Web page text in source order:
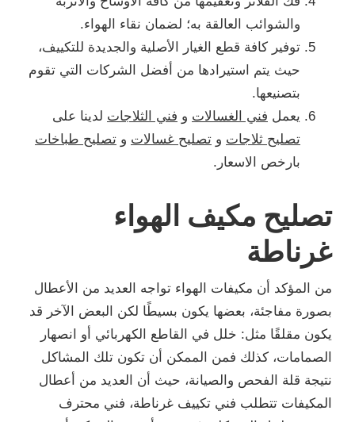
والشوائب العالقة به؛ لضمان نقاء الهواء.
توفير كافة قطع الغيار الأصلية والجديدة للتكييف،
حيث يتم استيرادها من أفضل الشركات التي تقوم
بتصنيعها.
يعمل فني الغسالات و فني الثلاجات لدينا على
تصليح ثلاجات و تصليح غسالات و تصليح طباخات
بارخص الاسعار.
تصليح مكيف الهواء
غرناطة
من المؤكد أن مكيفات الهواء تواجه العديد من الأعطال
بصورة مفاجئة، بعضها يكون بسيطًا لكن البعض الآخر قد
يكون مقلقًا مثل: خلل في القاطع الكهربائي أو انصهار
الصمامات، كذلك فمن الممكن أن تكون تلك المشاكل
نتيجة قلة الفحص والصيانة، حيث أن العديد من أعطال
المكيفات تتطلب فني تكييف غرناطة، فني محترف